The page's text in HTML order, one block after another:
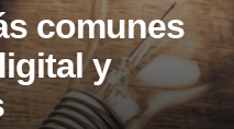
comunes
y